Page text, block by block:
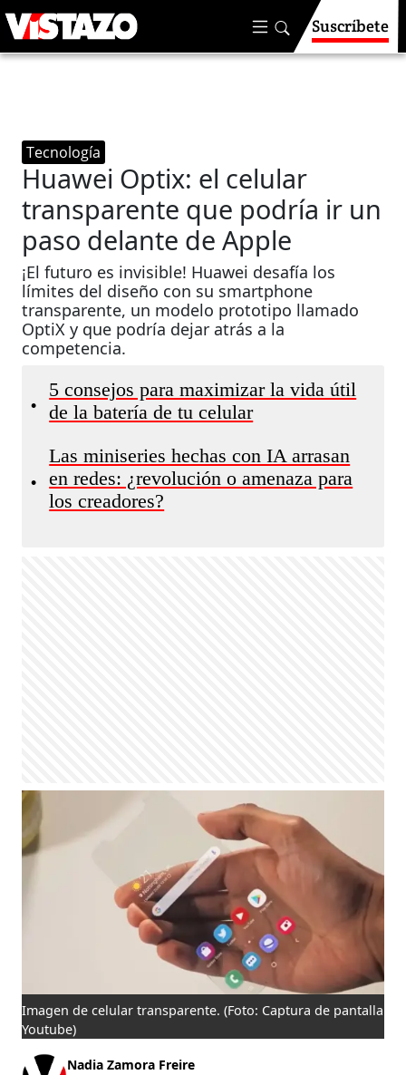
Suscríbete
Tecnología
Huawei Optix: el celular
transparente que podría ir un
paso delante de Apple
¡El futuro es invisible! Huawei desafía los
límites del diseño con su smartphone
transparente, un modelo prototipo llamado
OptiX y que podría dejar atrás a la
competencia.
•
5 consejos para maximizar la vida útil
de la batería de tu celular
•
Las miniseries hechas con IA arrasan
en redes: ¿revolución o amenaza para
los creadores?
Imagen de celular transparente. (Foto: Captura de pantalla
Youtube)
Nadia Zamora Freire